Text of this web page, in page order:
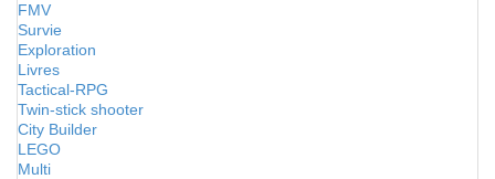
FMV
Survie
Exploration
Livres
Tactical-RPG
Twin-stick shooter
City Builder
LEGO
Multi